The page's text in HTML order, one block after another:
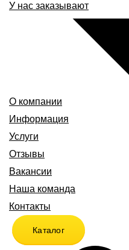
У нас заказывают
О компании
Информация
Услуги
Отзывы
Вакансии
Наша команда
Контакты
Каталог